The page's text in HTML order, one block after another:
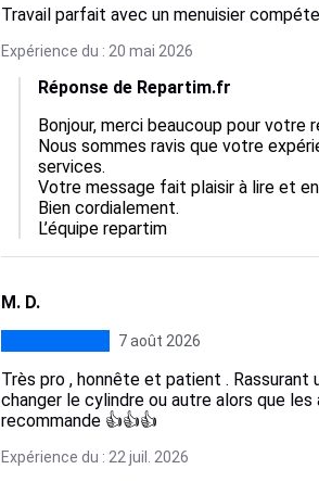
Travail parfait avec un menuisier
Expérience du : 20 mai 2026
Réponse de Repartim.fr
Bonjour, merci beaucoup pour votre
Nous sommes ravis que votre
services.
Votre message fait plaisir à lire et
Bien cordialement.
L’équipe repartim
M. D.
7 août 2026
Très pro , honnête et patient .
changer le cylindre ou autre alors que
recommande 👍👍👍
Expérience du : 22 juil. 2026